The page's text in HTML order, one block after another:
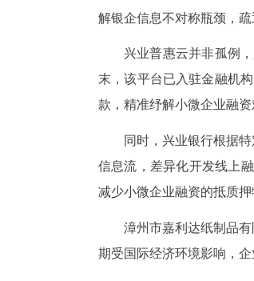
解银企信息不对称瓶颈，
兴业普惠云并非孤例
末，该平台已入驻金融机
款，精准纾解小微企业融资
同时，兴业银行根据
信息流，差异化开发线上
减少小微企业融资的抵质押
漳州市嘉利达纸制品
期受国际经济环境影响，